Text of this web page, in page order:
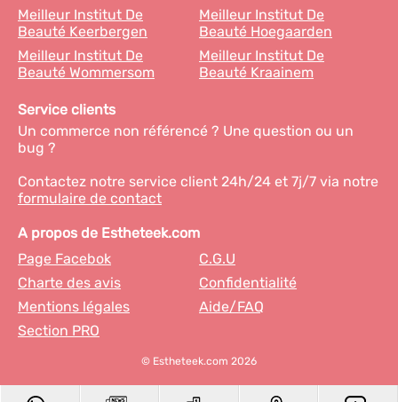
Meilleur Institut De
Beauté Keerbergen
Meilleur Institut De
Beauté Hoegaarden
Meilleur Institut De
Beauté Wommersom
Meilleur Institut De
Beauté Kraainem
Service clients
Un commerce non référencé ? Une question ou un
bug ?
Contactez notre service client 24h/24 et 7j/7 via notre
formulaire de contact
A propos de Estheteek.com
Page Facebok
C.G.U
Charte des avis
Confidentialité
Mentions légales
Aide/FAQ
Section PRO
© Estheteek.com 2026